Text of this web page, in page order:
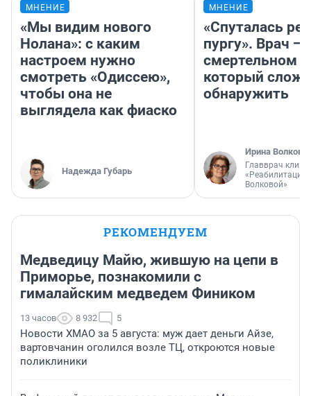
МНЕНИЕ
«Мы видим нового
Нолана»: с каким
настроем нужно
смотреть «Одиссею»,
чтобы она не
выглядела как фиаско
Надежда Губарь
МНЕНИЕ
«Спуталась
пургу». Врач —
смертельном
который
обнаружить
Ирина Волкова
Главврач
«Реабилитация
Волковой»
РЕКОМЕНДУЕМ
Медведицу Майю, жившую на цепи в
Приморье, познакомили с
гималайским медведем Фиником
13 часов 8 932 5
Новости ХМАО за 5 августа: муж дает деньги Айзе,
вартовчанин оголился возле ТЦ, откроются новые
поликлиники